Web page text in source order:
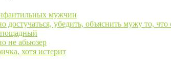
мужчин
убедить, объяснить мужу то,
не абьюзер
хотя истерит